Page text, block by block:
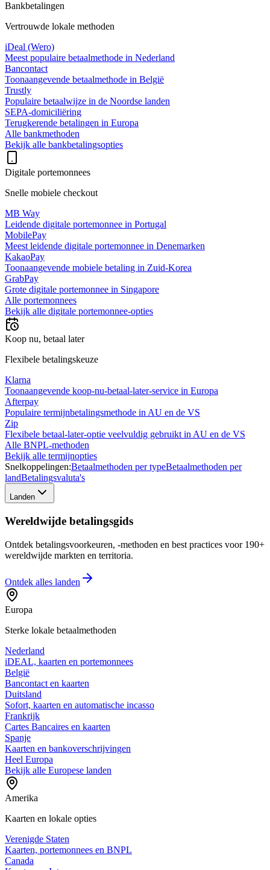
Bankbetalingen
Vertrouwde lokale methoden
iDeal (Wero)
Meest populaire betaalmethode in Nederland
Bancontact
Toonaangevende betaalmethode in België
Trustly
Populaire betaalwijze in de Noordse landen
SEPA-domiciliëring
Terugkerende betalingen in Europa
Alle bankmethoden
Bekijk alle bankbetalingsopties
Digitale portemonnees
Snelle mobiele checkout
MB Way
Leidende digitale portemonnee in Portugal
MobilePay
Meest leidende digitale portemonnee in Denemarken
KakaoPay
Toonaangevende mobiele betaling in Zuid-Korea
GrabPay
Grote digitale portemonnee in Singapore
Alle portemonnees
Bekijk alle digitale portemonnee-opties
Koop nu, betaal later
Flexibele betalingskeuze
Klarna
Toonaangevende koop-nu-betaal-later-service in Europa
Afterpay
Populaire termijnbetalingsmethode in AU en de VS
Zip
Flexibele betaal-later-optie veelvuldig gebruikt in AU en de VS
Alle BNPL-methoden
Bekijk alle termijnopties
Snelkoppelingen:Betaalmethoden per typeBetaalmethoden per
landBetalingsvaluta's
Landen
Wereldwijde betalingsgids
Ontdek betalingsvoorkeuren, -methoden en best practices voor 190+
wereldwijde markten en territoria.
Ontdek alles landen
Europa
Sterke lokale betaalmethoden
Nederland
iDEAL, kaarten en portemonnees
België
Bancontact en kaarten
Duitsland
Sofort, kaarten en automatische incasso
Frankrijk
Cartes Bancaires en kaarten
Spanje
Kaarten en bankoverschrijvingen
Heel Europa
Bekijk alle Europese landen
Amerika
Kaarten en lokale opties
Verenigde Staten
Kaarten, portemonnees en BNPL
Canada